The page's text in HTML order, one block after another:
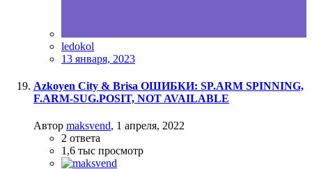
ledokol
13 января, 2023
Azkoyen City & Brisa ОШИБКИ: SP.ARM SPINNING,
F.ARM-SUG.POSIT, NOT AVAILABLE
Автор maksvend, 1 апреля, 2022
2 ответа
1,6 тыс просмотр